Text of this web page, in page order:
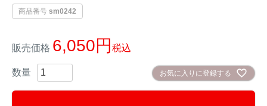
商品番号 sm0242
販売価格 6,050 税込
お気に入りに登録する
動物の種類から対策商品を選ぶ
イノシシ対策 キツネ対策